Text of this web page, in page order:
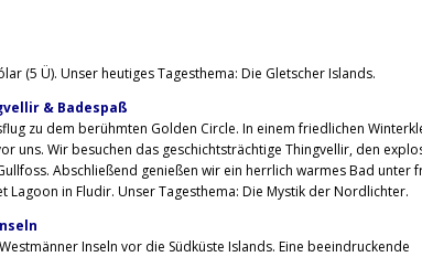
(5 Ü). Unser heutiges Tagesthema: Die Gletscher Islands.
& Badespaß
zu dem berühmten Golden Circle. In einem friedlichen
uns. Wir besuchen das geschichtsträchtige Thingvellir, den
Abschließend genießen wir ein herrlich warmes Bad unter
in Fludir. Unser Tagesthema: Die Mystik der Nordlichter.
Inseln vor die Südküste Islands. Eine beeindruckende